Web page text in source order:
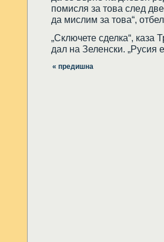
помисля за това след
да мислим за това“,
„Сключете сделка“, каза
дал на Зеленски. „Русия
« предишна